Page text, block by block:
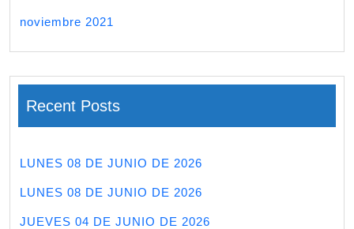
noviembre 2021
Recent Posts
LUNES 08 DE JUNIO DE 2026
LUNES 08 DE JUNIO DE 2026
JUEVES 04 DE JUNIO DE 2026